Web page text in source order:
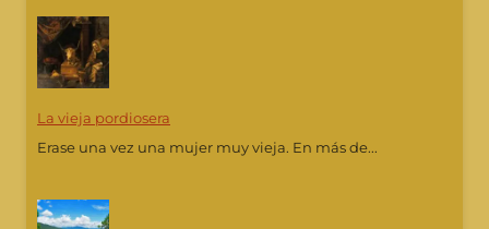
La vieja pordiosera
Erase una vez una mujer muy vieja. En más de...